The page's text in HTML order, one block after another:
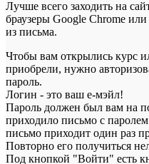
Лучше всего заходить на
браузеры Google Chrome
из письма.
Чтобы вам открылись курс
приобрели, нужно
пароль.
Логин - это ваш е-мэйл!
Пароль должен был вам на
приходило письмо с
письмо приходит один раз
Повторно его получиться
Под кнопкой "Войти" есть